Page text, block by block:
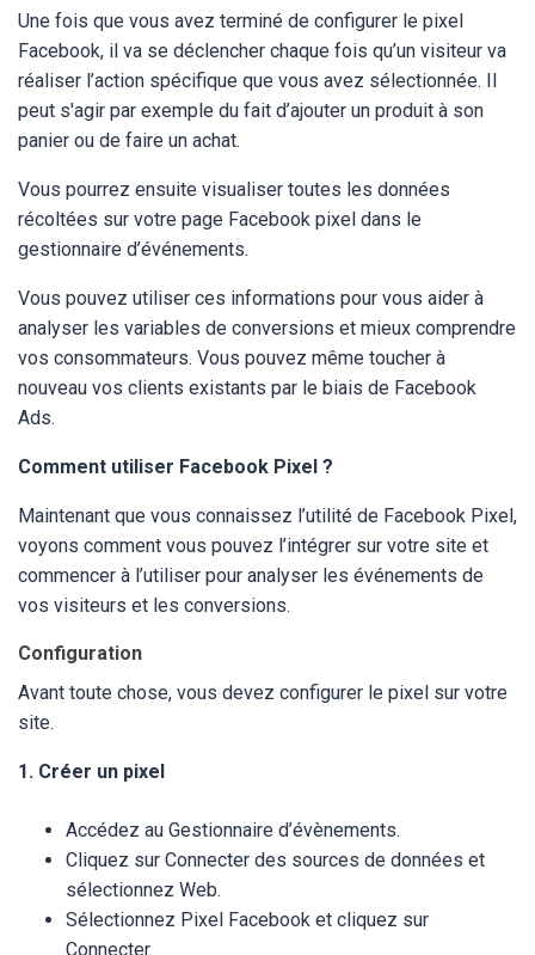
Une fois que vous avez terminé de configurer le pixel
Facebook, il va se déclencher chaque fois qu’un visiteur va
réaliser l’action spécifique que vous avez sélectionnée. Il
peut s'agir par exemple du fait d’ajouter un produit à son
panier ou de faire un achat.
Vous pourrez ensuite visualiser toutes les données
récoltées sur votre page Facebook pixel dans le
gestionnaire d’événements.
Vous pouvez utiliser ces informations pour vous aider à
analyser les variables de conversions et mieux comprendre
vos consommateurs. Vous pouvez même toucher à
nouveau vos clients existants par le biais de Facebook
Ads.
Comment utiliser Facebook Pixel ?
Maintenant que vous connaissez l’utilité de Facebook Pixel,
voyons comment vous pouvez l’intégrer sur votre site et
commencer à l’utiliser pour analyser les événements de
vos visiteurs et les conversions.
Configuration
Avant toute chose, vous devez configurer le pixel sur votre
site.
1. Créer un pixel
Accédez au Gestionnaire d’évènements.
Cliquez sur Connecter des sources de données et
sélectionnez Web.
Sélectionnez Pixel Facebook et cliquez sur
Connecter.